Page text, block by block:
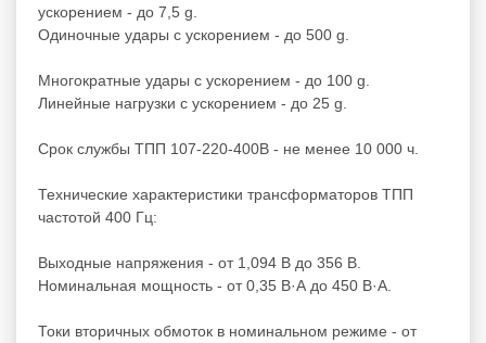
ускорением - до 7,5 g.
Одиночные удары с ускорением - до 500 g.
Многократные удары с ускорением - до 100 g.
Линейные нагрузки с ускорением - до 25 g.
Срок службы ТПП 107-220-400В - не менее 10 000 ч.
Технические характеристики трансформаторов ТПП
частотой 400 Гц:
Выходные напряжения - от 1,094 В до 356 В.
Номинальная мощность - от 0,35 В·А до 450 В·А.
Токи вторичных обмоток в номинальном режиме - от